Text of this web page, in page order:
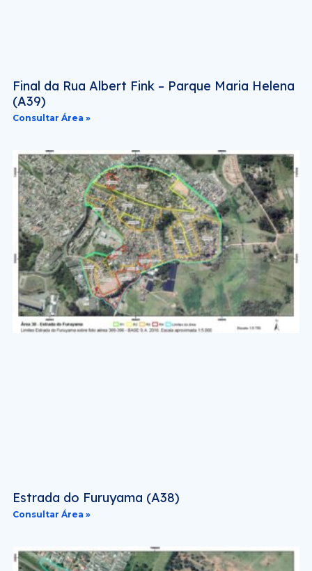
Final da Rua Albert Fink – Parque Maria Helena
(A39)
Consultar Área »
Estrada do Furuyama (A38)
Consultar Área »